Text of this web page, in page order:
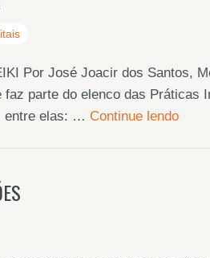
Por José Joacir dos Santos,
parte do elenco das Práticas
entre elas: … Continue lendo